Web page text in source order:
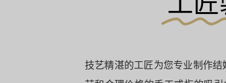
技艺精湛的工匠为您专业制作